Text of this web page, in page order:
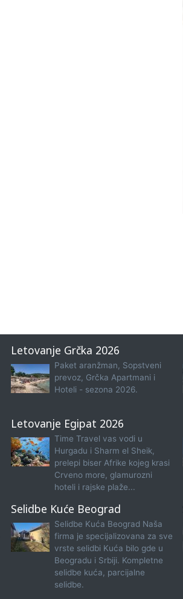
Letovanje Grčka 2026
Paket aranžman, Sopstveni
prevoz, Grčka Apartmani i
Hoteli - sezona 2026.
Letovanje Egipat 2026
Time Travel vas vodi u
Hurgadu i Sharm el Sheik,
prelepi biser Afrike kojeg krasi
Crveno more, glamurozni
hoteli i rajske plaže...
Selidbe Kuće Beograd
Selidbe Kuća Beograd Naša
firma je specijalizovana za sve
vrste selidbi Kuća bilo gde u
Beogradu i Srbiji. Kompletne
selidbe kuća, parcijalne
selidbe.